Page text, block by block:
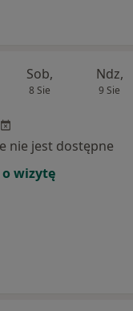
Sob,
8 Sie
Ndz,
9 Sie
nie jest dostępne
o wizytę